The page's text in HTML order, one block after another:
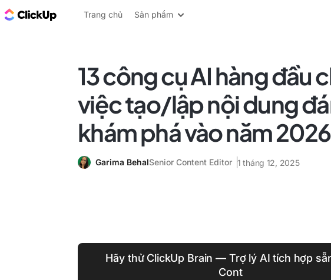
ClickUp Blog
Trang chủ Sản phẩm
13 công cụ AI hàng đầu
việc tạo/lập nội dung
khám phá vào năm 2026
Garima BehalSenior Content Editor 1 tháng 12, 2025
Hãy thử ClickUp Brain — Trợ lý AI tích hợp
Cont